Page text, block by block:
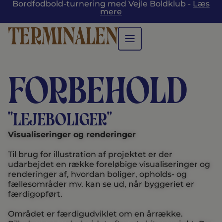
Bordfodbold-turnering med Vejle Boldklub - Læs
mere
Forbehold
"Lejeboliger"
Visualiseringer og renderinger
Til brug for illustration af projektet er der
udarbejdet en række foreløbige visualiseringer og
renderinger af, hvordan boliger, opholds- og
fællesområder mv. kan se ud, når byggeriet er
færdigopført.
Området er færdigudviklet om en årrække.